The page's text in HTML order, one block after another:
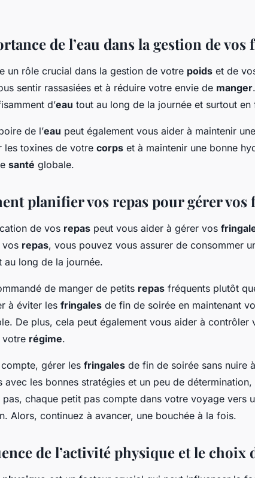
de l’eau dans la gestion de vos
un rôle crucial dans la gestion de votre poids et de
sentir rassasiées et à réduire votre envie de manger
d’eau tout au long de la journée et surtout en
de l’eau peut également vous aider à maintenir
les toxines de votre corps et à maintenir une bonne
santé globale.
planifier vos repas pour gérer vos
de vos repas peut vous aider à gérer vos
vos repas, vous pouvez vous assurer de consommer
au long de la journée.
de manger de petits repas fréquents plutôt
à éviter les fringales de fin de soirée en maintenant
De plus, cela peut également vous aider à contrôler
votre régime.
gérer les fringales de fin de soirée sans nuire
avec les bonnes stratégies et un peu de
pas, chaque petit pas compte dans votre voyage vers
Alors, continuez à avancer, une bouchée à la fois.
de l’activité physique et le choix